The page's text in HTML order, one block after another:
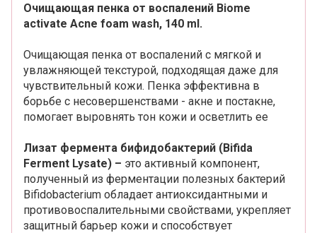
Очищающая пенка от воспалений Biome
activate Acne foam wash, 140 ml.
Oчищающая пенка от воспалений c мягкой и
увлажняющей текстурой, подходящая даже для
чувствительный кожи. Пенка эффективна в
борьбе с несовершенствами - акне и постакне,
помогает выровнять тон кожи и осветлить ее
Лизат фермента бифидобактерий (Bifida
Ferment Lysate) – это активный компонент,
полученный из ферментации полезных бактерий
Bifidobacterium обладает антиоксидантными и
противовоспалительными свойствами, укрепляет
защитный барьер кожи и способствует